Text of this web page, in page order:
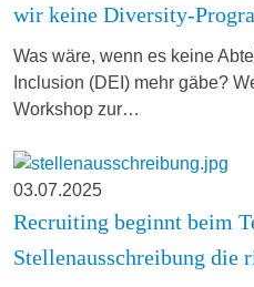
wir keine Diversity-
Was wäre, wenn es keine
Inclusion (DEI) mehr gäbe?
Workshop zur…
03.07.2025
Recruiting beginnt beim
Stellenausschreibung die